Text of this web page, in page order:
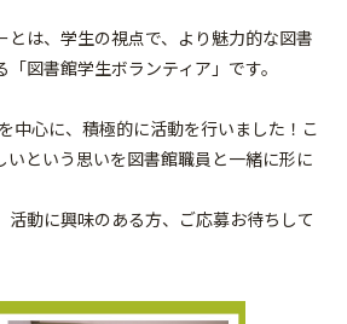
とは、学生の視点で、より魅力的な図書
図書館学生ボランティア」です。
中心に、積極的に活動を行いました！こ
いという思いを図書館職員と一緒に形に
活動に興味のある方、ご応募お待ちして